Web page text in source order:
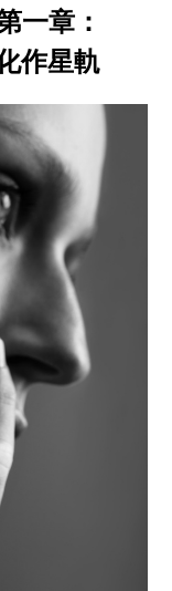
一章：
作星軌